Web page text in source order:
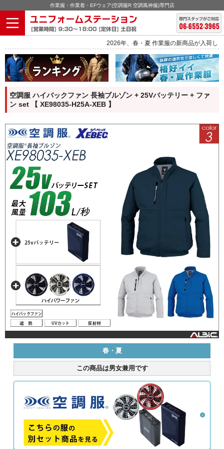
作業服・作業着・EFウェア(空調服R 空調風神服)専門店
2026年、春・夏 作業服の新商品が入荷しました。
空調服 ハイバックファン 長袖ブルゾン + 25Vバッテリー + ファ
ン set 【 XE98035-H25A-XEB 】
春・夏
この商品は男女兼用です